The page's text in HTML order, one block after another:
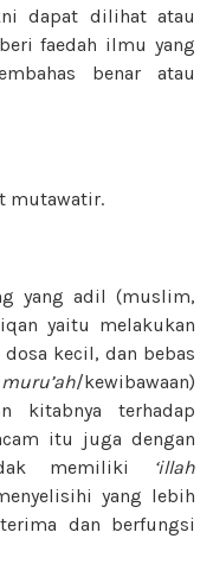
dapat dilihat atau
faedah ilmu yang
benar atau
mutawatir.
yang adil (muslim,
yaitu melakukan
kecil, dan bebas
muru’ah/kewibawaan)
kitabnya terhadap
itu juga dengan
memiliki
‘illah
yang lebih
dan berfungsi